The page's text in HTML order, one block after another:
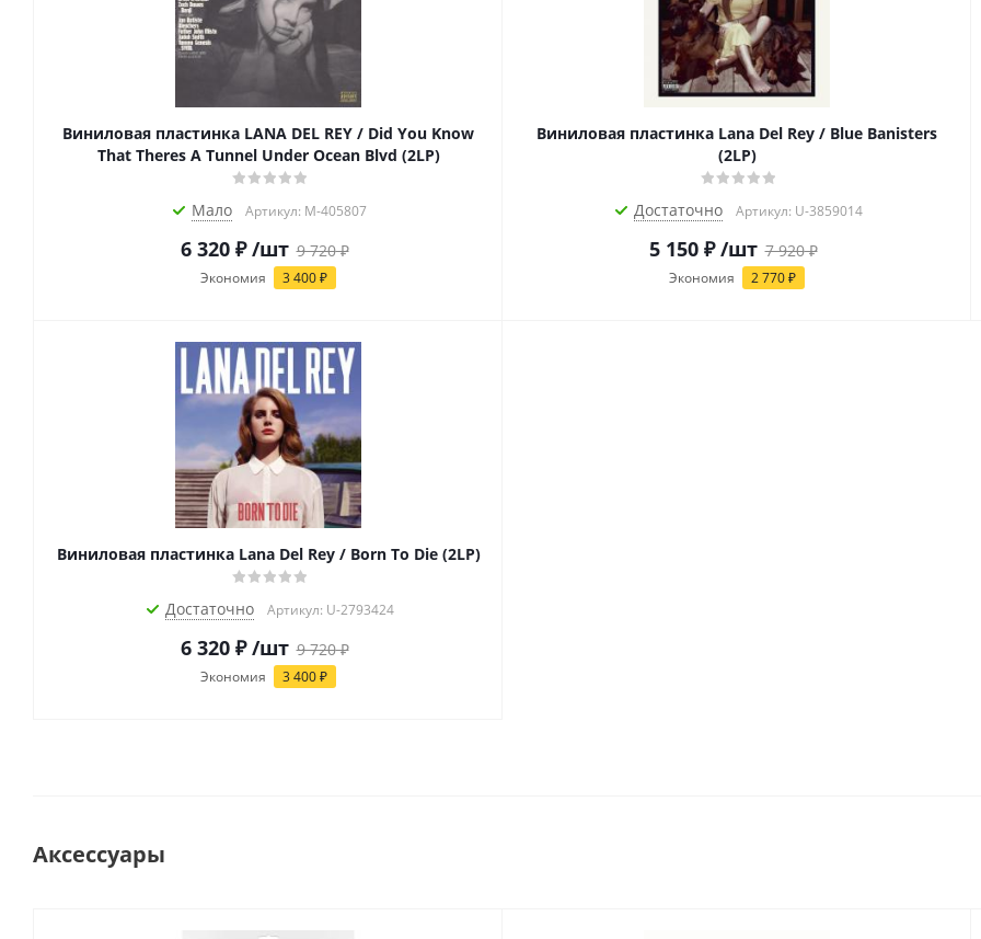
Виниловая пластинка LANA DEL REY / Did You Know
That Theres A Tunnel Under Ocean Blvd (2LP)
Мало Артикул: M-405807
6 320₽ /шт 9 720₽
Экономия 3 400₽
Виниловая пластинка Lana Del Rey / Blue Banisters
(2LP)
Достаточно Артикул: U-3859014
5 150₽ /шт 7 920₽
Экономия 2 770₽
Виниловая пластинка Lana Del Rey / Born To Die (2LP)
Достаточно Артикул: U-2793424
6 320₽ /шт 9 720₽
Экономия 3 400₽
Аксессуары